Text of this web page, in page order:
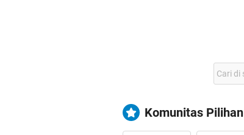
Komunitas Pilihan